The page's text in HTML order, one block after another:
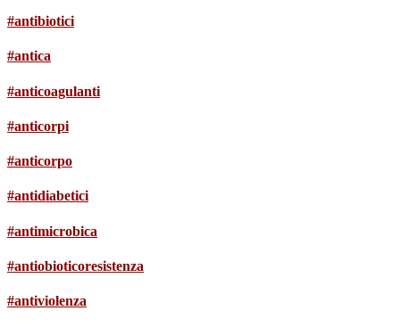
#antibiotici
#antica
#anticoagulanti
#anticorpi
#anticorpo
#antidiabetici
#antimicrobica
#antiobioticoresistenza
#antiviolenza